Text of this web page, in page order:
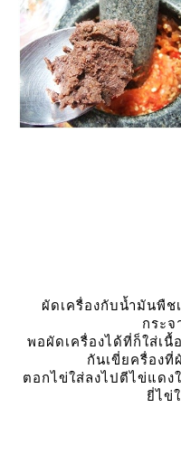
ผัดเครื่องกับน้ำมันพื
กระจ
พอผัดเครื่องได้ที่ก็ใส่เ
กันเขี่ยครื่อง
ตอกไข่ใส่ลงไปตีไข่แด
ไข่ใ